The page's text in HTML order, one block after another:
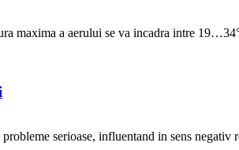
maxima a aerului se va incadra intre
serioase, influentand in sens negativ